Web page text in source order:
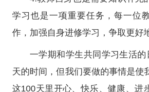
学习也是一项重要任务，每一位
作，加强自身进修学习，争取更好
一学期和学生共同学习生活
天的时间，但我们要做的事情是使
这100天里开心、快乐、健康、进